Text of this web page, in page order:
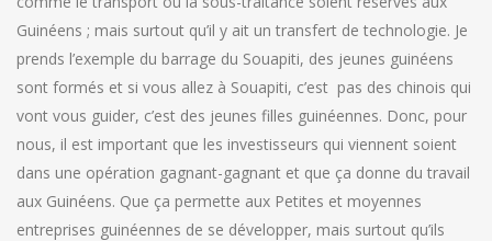
Guinéens ; mais surtout qu’il y ait un transfert de technologie. Je
prends l’exemple du barrage du Souapiti, des jeunes guinéens
sont formés et si vous allez à Souapiti, c’est pas des chinois qui
vont vous guider, c’est des jeunes filles guinéennes. Donc, pour
nous, il est important que les investisseurs qui viennent soient
dans une opération gagnant-gagnant et que ça donne du travail
aux Guinéens. Que ça permette aux Petites et moyennes
entreprises guinéennes de se développer, mais surtout qu’ils